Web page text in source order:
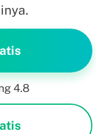
4.8